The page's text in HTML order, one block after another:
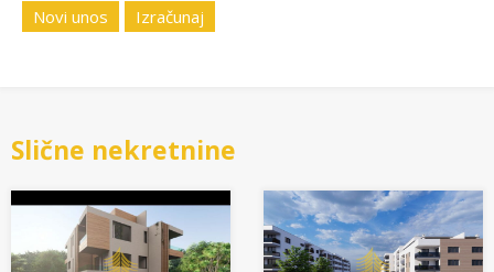
Novi unos Izračunaj
Slične nekretnine